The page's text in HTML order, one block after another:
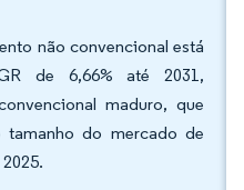
não convencional está
de 6,66% até 2031,
maduro, que
tamanho do mercado de